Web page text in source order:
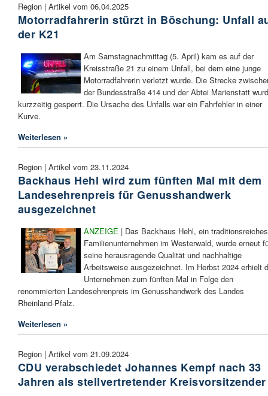
Region | Artikel vom 06.04.2025
Motorradfahrerin stürzt in Böschung: Unfall
der K21
Am Samstagnachmittag (5. April) kam es auf der
Kreisstraße 21 zu einem Unfall, bei dem eine junge
Motorradfahrerin verletzt wurde. Die Strecke
der Bundesstraße 414 und der Abtei Marienstatt
kurzzeitig gesperrt. Die Ursache des Unfalls war ein Fahrfehler in einer
Kurve.
Weiterlesen »
Region | Artikel vom 23.11.2024
Backhaus Hehl wird zum fünften Mal mit dem
Landesehrenpreis für Genusshandwerk
ausgezeichnet
ANZEIGE | Das Backhaus Hehl, ein traditionsreiches
Familienunternehmen im Westerwald, wurde erneut
seine herausragende Qualität und nachhaltige
Arbeitsweise ausgezeichnet. Im Herbst 2024 erhielt
Unternehmen zum fünften Mal in Folge den
renommierten Landesehrenpreis im Genusshandwerk des Landes
Rheinland-Pfalz.
Weiterlesen »
Region | Artikel vom 21.09.2024
CDU verabschiedet Johannes Kempf nach 33
Jahren als stellvertretender Kreisvorsitzender